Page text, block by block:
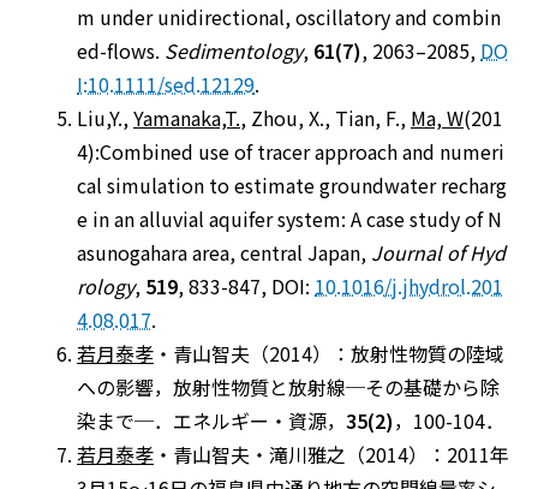
m under unidirectional, oscillatory and combin
ed-flows. Sedimentology, 61(7), 2063–2085, DO
I:10.1111/sed.12129.
Liu,Y.,Yamanaka,T., Zhou, X., Tian, F., Ma, W(201
4):Combined use of tracer approach and numeri
cal simulation to estimate groundwater recharg
e in an alluvial aquifer system: A case study of N
asunogahara area, central Japan, Journal of Hyd
rology, 519, 833-847, DOI: 10.1016/j.jhydrol.201
4.08.017.
若月泰孝 ・青山智夫（2014）：放射性物質の陸域
への影響，放射性物質と放射線─その基礎から除
染まで─．エネルギー・資源， 35(2)，100-104．
若月泰孝 ・青山智夫・滝川雅之（2014）：2011年